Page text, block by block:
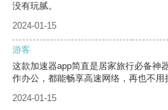
没有玩腻。
2024-01-15
游客
这款加速器app简直是居家旅行必备神
作办公，都能畅享高速网络，再也不用
2024-01-15